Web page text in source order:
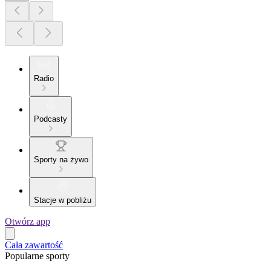
Radio
Podcasty
Sporty na żywo
Stacje w pobliżu
Otwórz app
Cała zawartość
Popularne sporty